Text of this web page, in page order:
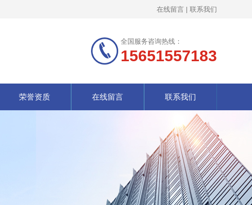
在线留言 | 联系我们
全国服务咨询热线：
15651557183
荣誉资质 在线留言 联系我们